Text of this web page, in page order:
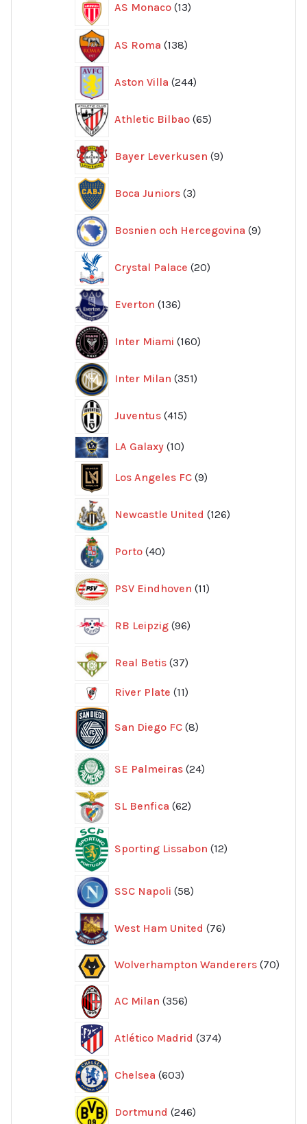
AS Monaco 13
produkter
AS Roma 138
produkter
Aston Villa 244
produkter
Athletic Bilbao 65
produkter
Bayer Leverkusen 9
produkter
Boca Juniors 3
produkter
Bosnien och Hercegovina 9
produkter
Crystal Palace 20
produkter
Everton 136
produkter
Inter Miami 160
produkter
Inter Milan 351
produkter
Juventus 415
produkter
LA Galaxy 1010
Los Angeles FC 9
produkter
Newcastle United 126
produkter
Porto 40
produkter
PSV Eindhoven 11
produkter
RB Leipzig 96
produkter
Real Betis 37
produkter
River Plate 1111
San Diego FC 8produkter
SE Palmeiras 24
produkter
SL Benfica 62
produkter
Sporting Lissabon 12produkter
SSC Napoli 58
produkter
West Ham United 76
produkter
Wolverhampton Wanderers 70
AC Milan 356
produkter
Atlético Madrid 374
produkter
Chelsea 603
produkter
Dortmund 246
produkter